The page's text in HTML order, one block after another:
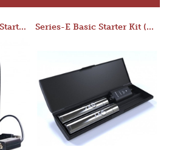
510 Manual 400mAh Starter Kit Series-E Basic Starter Kit (No Tank)